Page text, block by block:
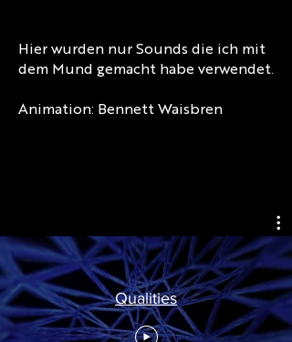
Hier wurden nur Sounds die ich mit
dem Mund gemacht habe verwendet.
Animation: Bennett Waisbren
Qualities